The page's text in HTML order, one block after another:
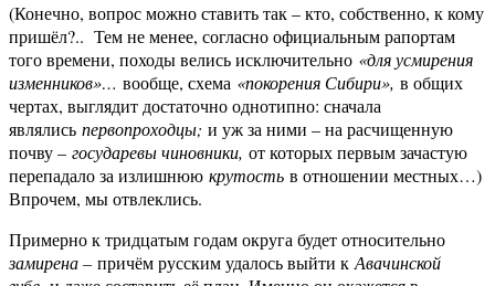
(Конечно, вопрос можно ставить так – кто, собственно, к кому
пришёл?.. Тем не менее, согласно официальным рапортам
того времени, походы велись исключительно «для усмирения
изменников»… вообще, схема «покорения Сибири», в общих
чертах, выглядит достаточно однотипно: сначала
являлись первопроходцы; и уж за ними – на расчищенную
почву – государевы чиновники, от которых первым зачастую
перепадало за излишнюю крутость в отношении местных…)
Впрочем, мы отвлеклись.
Примерно к тридцатым годам округа будет относительно
замирена – причём русским удалось выйти кАвачинской